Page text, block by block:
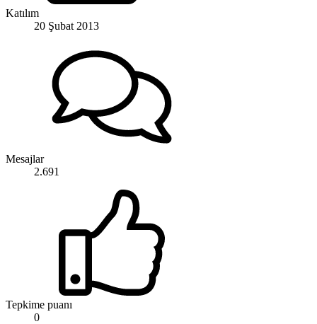
Katılım
20 Şubat 2013
Mesajlar
2.691
Tepkime puanı
0